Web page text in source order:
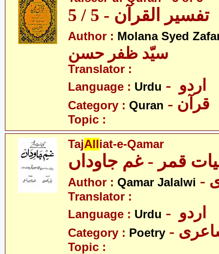
تفسیر القرآن - 5 / 5
Author : Molana Syed
سیّد ظفر حسن
Translator :
Language : Urdu
Category : Quran - قرآن
Topic :
TajAlliat-e-Qamar
قمر - غم جاوداں
Author : Qamar Jalalwi
Translator :
Language : Urdu
Category : Poetry
Topic :